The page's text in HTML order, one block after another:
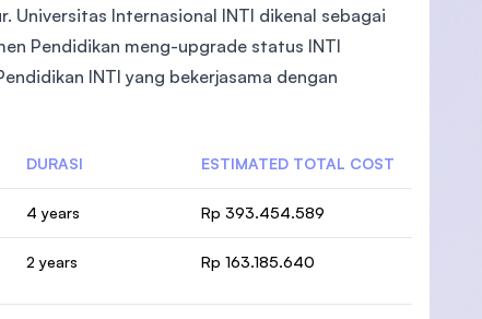
Universitas Internasional INTI dikenal sebagai
Pendidikan meng-upgrade status INTI
INTI yang bekerjasama dengan
DURASI ESTIMATED TOTAL COST
4 years Rp 393.454.589
2 years Rp 163.185.640